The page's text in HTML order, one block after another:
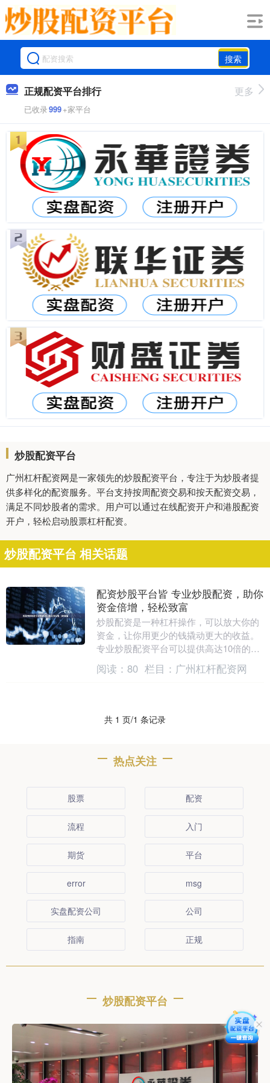
搜索
正规配资平台排行
已收录999+家平台
更多
炒股配资平台
广州杠杆配资网是一家领先的炒股配资平台，专注于为炒股者提
供多样化的配资服务。平台支持按周配资交易和按天配资交易，
满足不同炒股者的需求。用户可以通过在线配资开户和港股配资
开户，轻松启动股票杠杆配资。
炒股配资平台 相关话题
配资炒股平台皆 专业炒股配资，助你
资金倍增，轻松致富
炒股配资是一种杠杆操作，可以放大你的
资金，让你用更少的钱撬动更大的收益。
专业炒股配资平台可以提供高达10倍的杠
杆，让你用1万元的本金炒出10万元的效
果。 * *....
阅读： 80 栏目： 广州杠杆配资网
共 1 页/1 条记录
热点关注
股票 配资
流程 入门
期货 平台
error msg
实盘配资公司 公司
指南 正规
炒股配资平台